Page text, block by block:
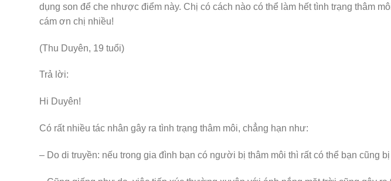
dụng son để che nhược điểm này. Chị có cách nào có thể làm hết tình trạng thâm
cám ơn chị nhiều!
(Thu Duyên, 19 tuổi)
Trả lời:
Hi Duyên!
Có rất nhiều tác nhân gây ra tình trạng thâm môi, chẳng hạn như:
– Do di truyền: nếu trong gia đình bạn có người bị thâm môi thì rất có thể bạn cũng